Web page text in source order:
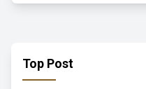
Top Post